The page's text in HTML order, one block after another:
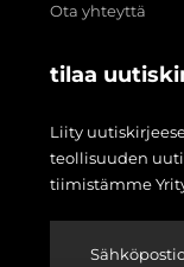
Ota yhteyttä
tilaa
Liity
teollisuuden
tiimistämme